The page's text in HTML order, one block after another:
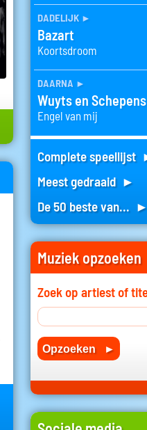
dadelijk ►
Bazart
Koortsdroom
daarna ►
Wuyts en Schepens
Engel van mij
Complete speellijst
Meest gedraaid ►
De 50 beste van... ►
Muziek opzoeken
Zoek op artiest of